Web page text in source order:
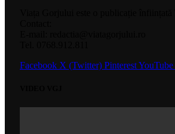
Facebook X (Twitter) PinterestYouTube